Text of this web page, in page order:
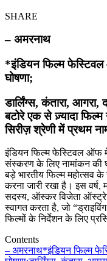
SHARE
– अमरनाथ
*इंडियन फिल्म
घोषणा;
डार्लिंग्स, कंतारा,
बटोरे एक से ज़्यादा
सिरीज़ श्रेणी में प्रथम
इंडियन फिल्म फेस्टिवल ऑफ
संस्करण के लिए नामांकन की
बड़े भारतीय फिल्म महोत्सव
करना जारी रखा है। इस
सदस्य, ऑस्कर विजेता
स्वागत करता है, जो
फिल्मों के निर्देशन के लिए
Contents
– अमरनाथ*इंडियन फिल्म